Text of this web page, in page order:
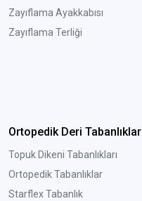
Zayıflama Ayakkabısı
Zayıflama Terliği
Ortopedik Deri Tabanlıklar
Topuk Dikeni Tabanlıkları
Ortopedik Tabanlıklar
Starflex Tabanlık